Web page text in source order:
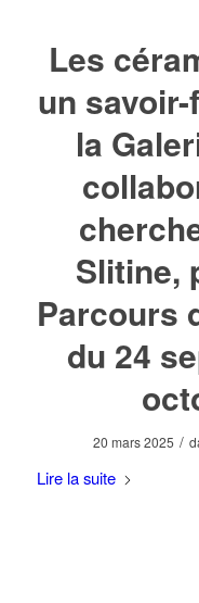
Les
un
la
Slitine,
Parcours
du 24
20 mars 2025 /
Lire la suite